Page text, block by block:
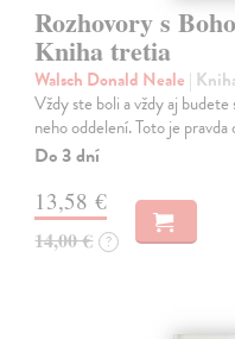
Rozhovory s
Kniha tretia
Walsch Donald Neale |
Vždy ste boli a vždy aj
neho oddelení. Toto je pravda
Do 3 dní
13,58 €
14,00 € ?